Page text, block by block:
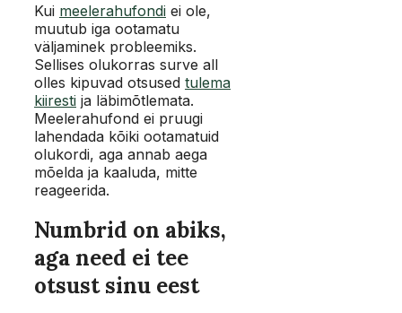
Kui meelerahufondi ei ole,
muutub iga ootamatu
väljaminek probleemiks.
Sellises olukorras surve all
olles kipuvad otsused tulema
kiiresti ja läbimõtlemata.
Meelerahufond ei pruugi
lahendada kõiki ootamatuid
olukordi, aga annab aega
mõelda ja kaaluda, mitte
reageerida.
Numbrid on abiks,
aga need ei tee
otsust sinu eest